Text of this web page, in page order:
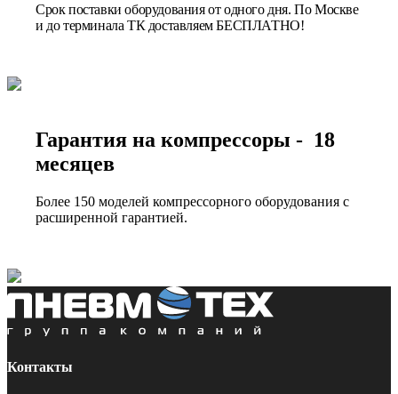
Срок поставки оборудования от одного дня. По Москве
и до терминала ТК доставляем БЕСПЛАТНО!
Гарантия на компрессоры - 18
месяцев
Более 150 моделей компрессорного оборудования с
расширенной гарантией.
Контакты